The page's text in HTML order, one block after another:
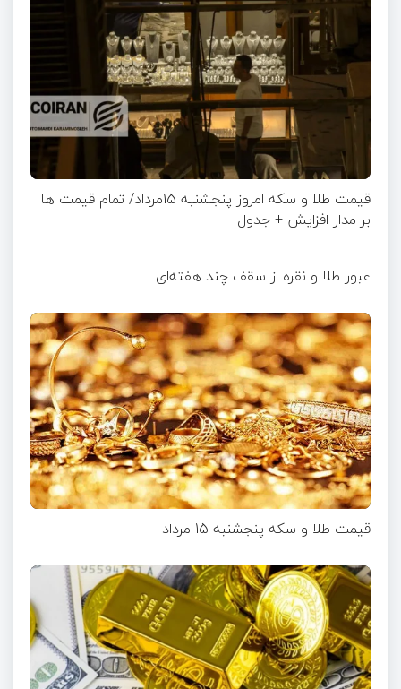
قیمت طلا و سکه امروز پنجشنبه 15مرداد/ تمام قیمت ها
بر مدار افزایش + جدول
عبور طلا و نقره از سقف چند هفته‌ای
قیمت طلا و سکه پنجشنبه 15 مرداد